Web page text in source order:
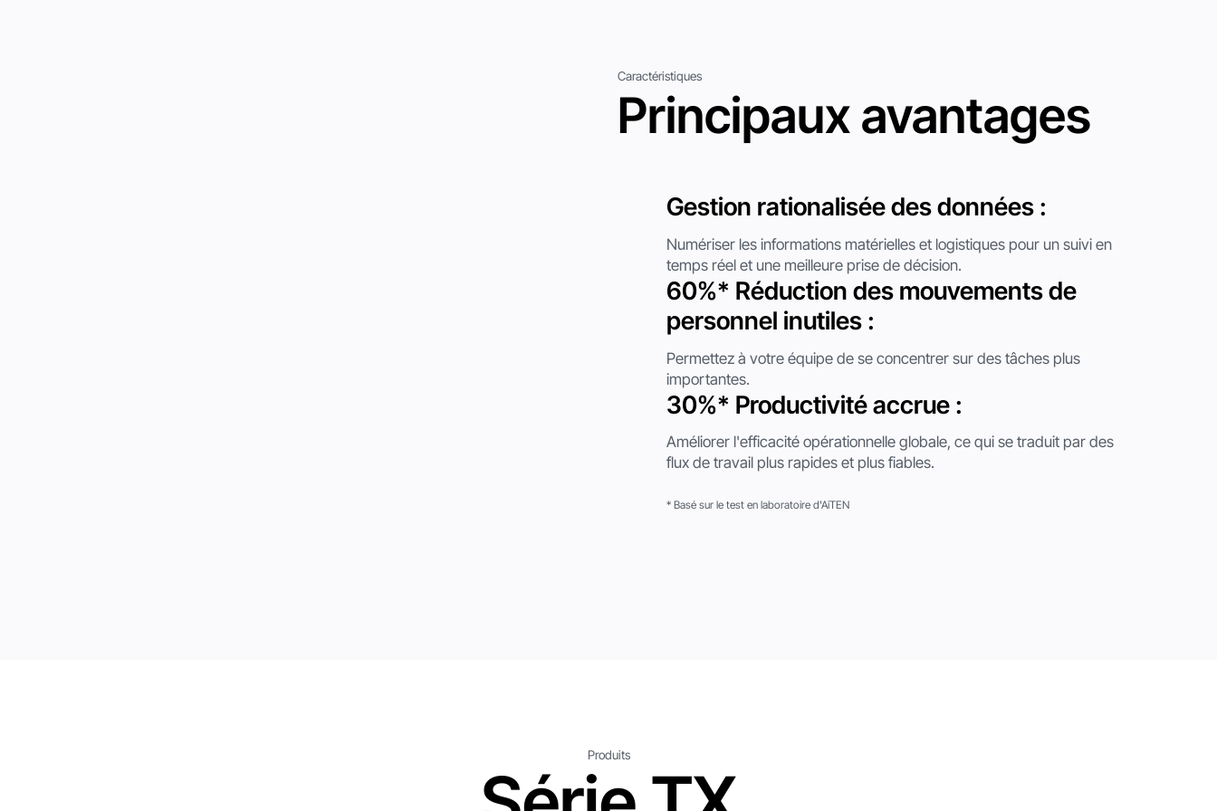
Caractéristiques
Principaux avantages
Gestion rationalisée des données :
Numériser les informations matérielles et logistiques pour un suivi en
temps réel et une meilleure prise de décision.
60%* Réduction des mouvements de
personnel inutiles :
Permettez à votre équipe de se concentrer sur des tâches plus
importantes.
30%* Productivité accrue :
Améliorer l'efficacité opérationnelle globale, ce qui se traduit par des
flux de travail plus rapides et plus fiables.
* Basé sur le test en laboratoire d'AiTEN
Produits